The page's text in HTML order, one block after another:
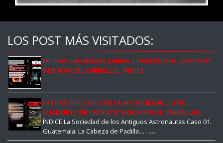
LOS POST MÁS VISITADOS:
MEIGAS: LAS BRUJAS SABIAS. CUADERNO DE CAMPO Nº
9 DE MANUEL CARBALLAL. ÍNDICE
EXTRATERRESTRES EN LA ANTIGÜEDAD... O NO.
CUADERNO DE CAMPO Nº 8 DE MANUEL CARBALLAL.
ÍNDICE La Sociedad de los Antiguos Astronautas Caso 01.
Guatemala: La Cabeza de Padilla………